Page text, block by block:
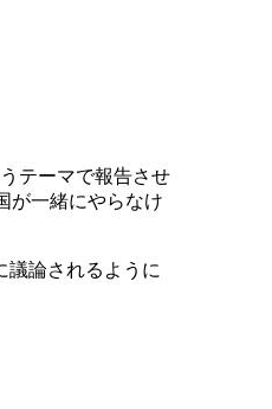
テーマで報告させ
が一緒にやらなけ
議論されるように